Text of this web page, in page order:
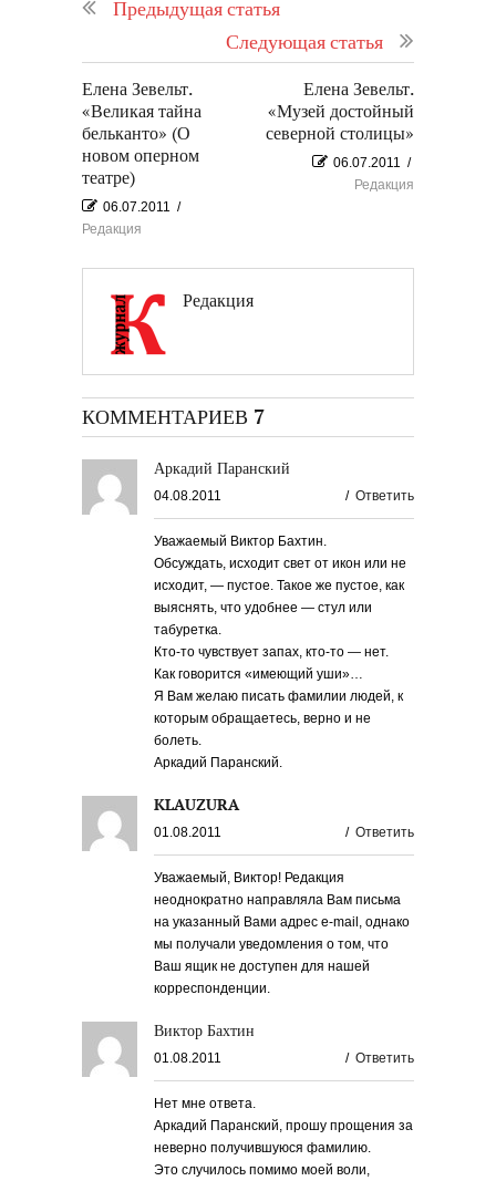
Предыдущая статья
Следующая статья
Елена Зевельт.
«Великая тайна
бельканто» (О
новом оперном
театре)
06.07.2011 /
Редакция
Елена Зевельт.
«Музей достойный
северной столицы»
06.07.2011 /
Редакция
Редакция
КОММЕНТАРИЕВ 7
Аркадий Паранский
04.08.2011 / Ответить
Уважаемый Виктор Бахтин.
Обсуждать, исходит свет от икон или не
исходит, — пустое. Такое же пустое, как
выяснять, что удобнее — стул или
табуретка.
Кто-то чувствует запах, кто-то — нет.
Как говорится «имеющий уши»…
Я Вам желаю писать фамилии людей, к
которым обращаетесь, верно и не
болеть.
Аркадий Паранский.
KLAUZURA
01.08.2011 / Ответить
Уважаемый, Виктор! Редакция
неоднократно направляла Вам письма
на указанный Вами адрес e-mail, однако
мы получали уведомления о том, что
Ваш ящик не доступен для нашей
корреспонденции.
Виктор Бахтин
01.08.2011 / Ответить
Нет мне ответа.
Аркадий Паранский, прошу прощения за
неверно получившуюся фамилию.
Это случилось помимо моей воли,